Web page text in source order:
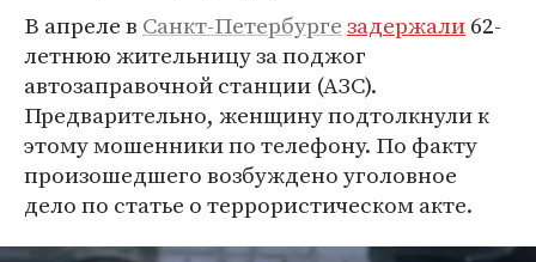
В апреле в Санкт-Петербургезадержали62-
летнюю жительницу за поджог
автозаправочной станции (АЗС).
Предварительно, женщину подтолкнули к
этому мошенники по телефону. По факту
произошедшего возбуждено уголовное
дело по статье о террористическом акте.